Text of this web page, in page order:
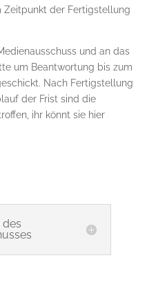
Zeitpunkt der Fertigstellung
und an das
um Beantwortung bis zum
Nach Fertigstellung
der Frist sind die
ihr könnt sie hier
des